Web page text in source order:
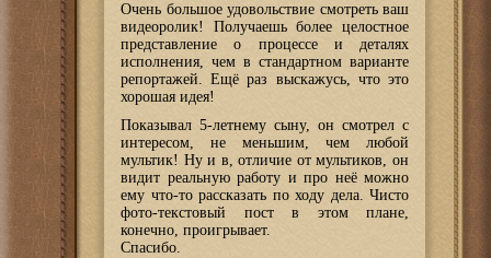
Очень большое удовольствие смотреть ваш
видеоролик! Получаешь более целостное
представление о процессе и деталях
исполнения, чем в стандартном варианте
репортажей. Ещё раз выскажусь, что это
хорошая идея!
Показывал 5-летнему сыну, он смотрел с
интересом, не меньшим, чем любой
мультик! Ну и в, отличие от мультиков, он
видит реальную работу и про неё можно
ему что-то рассказать по ходу дела. Чисто
фото-текстовый пост в этом плане,
конечно, проигрывает.
Спасибо.